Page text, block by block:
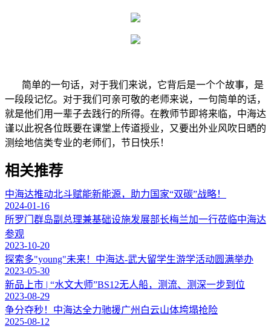
简单的一句话，对于我们来说，它背后是一个个故事，是
一段段记忆。对于我们可亲可敬的老师来说，一句简单的话，
就是他们用一辈子去践行的所得。在教师节即将来临，中海达
谨以此祝各位既要在课堂上传道授业，又要出外业风吹日晒的
测绘地信类专业的老师们，节日快乐！
相关推荐
中海达推动北斗赋能新能源，助力国家“双碳”战略！
2024-01-16
所罗门群岛副总理兼基础设施发展部长梅兰加一行莅临中海达
参观
2023-10-20
探索多"young"未来！中海达-武大留学生游学活动圆满举办
2023-05-30
新品上市 | “水文大师”BS12无人船，测流、测深一步到位
2023-08-29
争分夺秒！中海达全力驰援广州白云山体垮塌抢险
2025-08-12